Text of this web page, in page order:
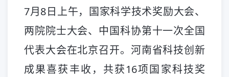
7月8日上午，国家科学技术奖励大会、
两院院士大会、中国科协第十一次全国
代表大会在北京召开。河南省科技创新
成果喜获丰收，共获16项国家科技奖